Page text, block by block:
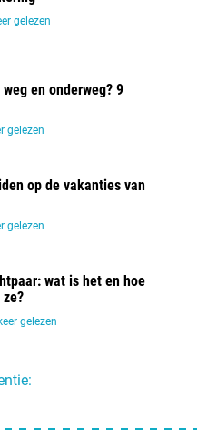
gelezen
en onderweg? 9
gelezen
op de vakanties van
gelezen
wat is het en hoe
gelezen